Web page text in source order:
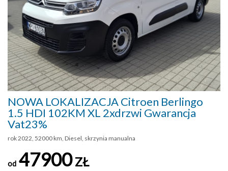
NOWA LOKALIZACJA Citroen Berlingo
1.5 HDI 102KM XL 2xdrzwi Gwarancja
Vat23%
rok 2022, 52000 km, Diesel, skrzynia manualna
od 47900ZŁ